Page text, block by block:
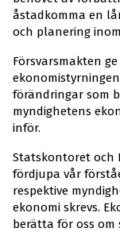
åstadkomma en
och planering
Försvarsmakten
förändringar som
myndighetens
inför.
Statskontoret och
fördjupa vår
respektive
ekonomi skrevs.
berätta för oss